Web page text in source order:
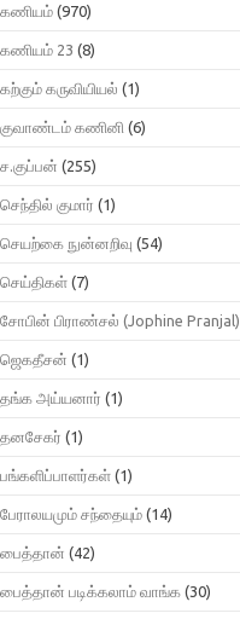
கணியம் (970)
கணியம் 23 (8)
கற்கும் கருவியியல் (1)
குவாண்டம் கணினி (6)
ச.குப்பன் (255)
செந்தில் குமார் (1)
செயற்கை நுன்னறிவு (54)
செய்திகள் (7)
சோபின் பிராண்சல் (Jophine Pranjal)
ஜெகதீசன் (1)
தங்க அய்யனார் (1)
தனசேகர் (1)
பங்களிப்பாளர்கள் (1)
பேராலயமும் சந்தையும் (14)
பைத்தான் (42)
பைத்தான் படிக்கலாம் வாங்க (30)